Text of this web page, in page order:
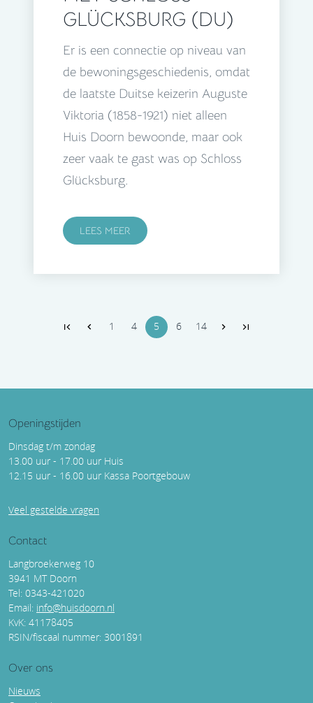
GLÜCKSBURG (DU)
Er is een connectie op niveau van
de bewoningsgeschiedenis, omdat
de laatste Duitse keizerin Auguste
Viktoria (1858-1921) niet alleen
Huis Doorn bewoonde, maar ook
zeer vaak te gast was op Schloss
Glücksburg.
LEES MEER
1 4 5 6 14
Openingstijden
Dinsdag t/m zondag
13.00 uur - 17.00 uur Huis
12.15 uur - 16.00 uur Kassa Poortgebouw
Veel gestelde vragen
Contact
Langbroekerweg 10
3941 MT Doorn
Tel: 0343-421020
Email: info@huisdoorn.nl
KvK: 41178405
RSIN/fiscaal nummer: 3001891
Over ons
Nieuws